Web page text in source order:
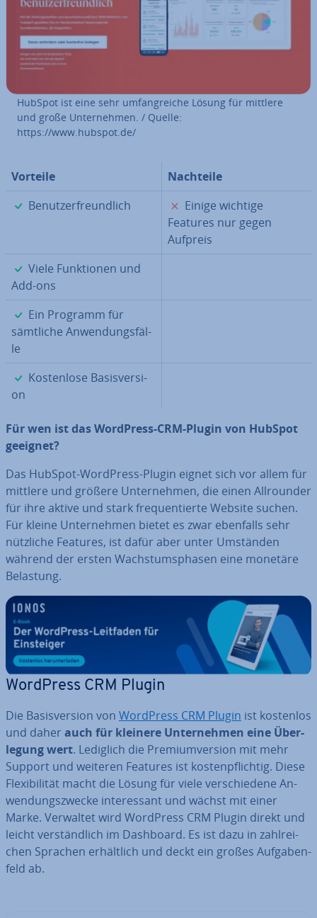
HubSpot ist eine sehr um­fang­rei­che Lösung für mittlere
und große Un­ter­neh­men. / Quelle:
https://www.hubspot.de/
Vorteile
Nachteile
✓
Be­nut­zer­freund­lich ✗
Einige wichtige
Features nur gegen
Aufpreis
✓
Viele Funk­tio­nen und
Add-ons
✓
Ein Programm für
sämtliche An­wen­dungs­fäl­
le
✓
Kos­ten­lo­se Ba­sis­ver­si­
on
Für wen ist das WordPress-CRM-Plugin von HubSpot
geeignet?
Das HubSpot-WordPress-Plugin eignet sich vor allem für
mittlere und größere Un­ter­neh­men, die einen All­roun­der
für ihre aktive und stark fre­quen­tier­te Website suchen.
Für kleine Un­ter­neh­men bietet es zwar ebenfalls sehr
nützliche Features, ist dafür aber unter Umständen
während der ersten Wachs­tums­pha­sen eine monetäre
Belastung.
WordPress CRM Plugin
Die Ba­sis­ver­si­on von WordPress CRM Plugin ist kostenlos
und daher auch für kleinere Un­ter­neh­men eine Über­
le­gung wert. Lediglich die Pre­mi­um­ver­si­on mit mehr
Support und weiteren Features ist kos­ten­pflich­tig. Diese
Fle­xi­bi­li­tät macht die Lösung für viele ver­schie­de­ne An­
wen­dungs­zwe­cke in­ter­es­sant und wächst mit einer
Marke. Verwaltet wird WordPress CRM Plugin direkt und
leicht ver­ständ­lich im Dashboard. Es ist dazu in zahl­rei­
chen Sprachen er­hält­lich und deckt ein großes Auf­ga­ben­
feld ab.